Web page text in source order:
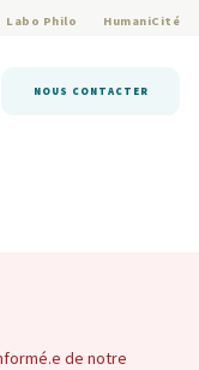
Labo Philo HumaniCité
NOUS CONTACTER
de notre